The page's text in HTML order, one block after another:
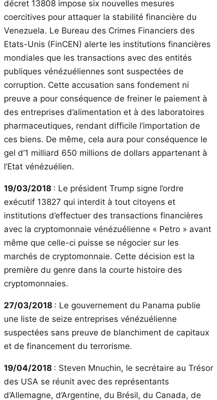
décret 13808 impose six nouvelles mesures
coercitives pour attaquer la stabilité financière du
Venezuela. Le Bureau des Crimes Financiers des
Etats-Unis (FinCEN) alerte les institutions financières
mondiales que les transactions avec des entités
publiques vénézuéliennes sont suspectées de
corruption. Cette accusation sans fondement ni
preuve a pour conséquence de freiner le paiement à
des entreprises d’alimentation et à des laboratoires
pharmaceutiques, rendant difficile l’importation de
ces biens. De même, cela aura pour conséquence le
gel d’1 milliard 650 millions de dollars appartenant à
l’Etat vénézuélien.
19/03/2018 : Le président Trump signe l’ordre
exécutif 13827 qui interdit à tout citoyens et
institutions d’effectuer des transactions financières
avec la cryptomonnaie vénézuélienne « Petro » avant
même que celle-ci puisse se négocier sur les
marchés de cryptomonnaie. Cette décision est la
première du genre dans la courte histoire des
cryptomonnaies.
27/03/2018 : Le gouvernement du Panama publie
une liste de seize entreprises vénézuélienne
suspectées sans preuve de blanchiment de capitaux
et de financement du terrorisme.
19/04/2018 : Steven Mnuchin, le secrétaire au Trésor
des USA se réunit avec des représentants
d’Allemagne, d’Argentine, du Brésil, du Canada, de